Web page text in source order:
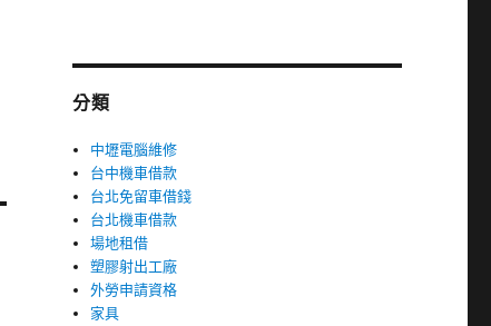
分類
中壢電腦維修
台中機車借款
台北免留車借錢
台北機車借款
場地租借
塑膠射出工廠
外勞申請資格
家具